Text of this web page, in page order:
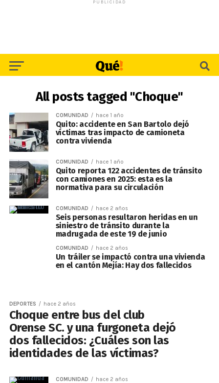
PUBLICIDAD
All posts tagged "Choque"
COMUNIDAD hace 1 año
Quito: accidente en San Bartolo dejó
víctimas tras impacto de camioneta
contra vivienda
COMUNIDAD hace 1 año
Quito reporta 122 accidentes de tránsito
con camiones en 2025: esta es la
normativa para su circulación
COMUNIDAD hace 2 años
Seis personas resultaron heridas en un
siniestro de tránsito durante la
madrugada de este 19 de junio
COMUNIDAD hace 2 años
Un tráiler se impactó contra una vivienda
en el cantón Mejía: Hay dos fallecidos
DEPORTES hace 2 años
Choque entre bus del club
Orense SC. y una furgoneta dejó
dos fallecidos: ¿Cuáles son las
identidades de las víctimas?
COMUNIDAD hace 2 años